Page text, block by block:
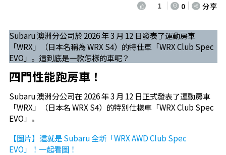
1 0 分享
Subaru 澳洲分公司於 2026 年 3 月 12 日發表了運動房車
「WRX」（日本名稱為 WRX S4）的特仕車「WRX Club Spec
EVO」。這到底是一款怎樣的車呢？
四門性能跑房車！
Subaru 澳洲分公司在 2026 年 3 月 12 日正式發表了運動房車
「WRX」（日本名 WRX S4）的特別仕樣車「WRX Club Spec
EVO」。
【圖片】這就是 Subaru 全新「WRX AWD Club Spec
EVO」！一起看圖！